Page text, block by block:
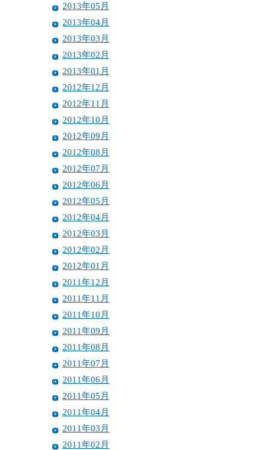
2013年05月
2013年04月
2013年03月
2013年02月
2013年01月
2012年12月
2012年11月
2012年10月
2012年09月
2012年08月
2012年07月
2012年06月
2012年05月
2012年04月
2012年03月
2012年02月
2012年01月
2011年12月
2011年11月
2011年10月
2011年09月
2011年08月
2011年07月
2011年06月
2011年05月
2011年04月
2011年03月
2011年02月